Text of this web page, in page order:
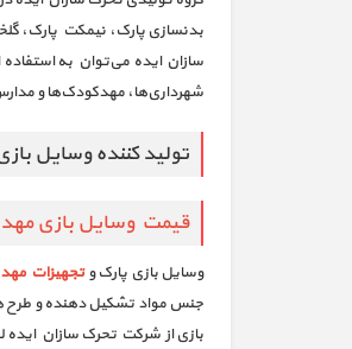
بدنسازی پارک، نیمکت پارک،
سازان ایده می‌توان به استفاده
شهرداری‌ها، مهدکودک‌ها و
تولید کننده وسایل
قیمت وسایل بازی
وسایل بازی پارک و تجهیزات
جنس مواد تشکیل دهنده و طرح
بازی از شرکت تحرک سازان ایده